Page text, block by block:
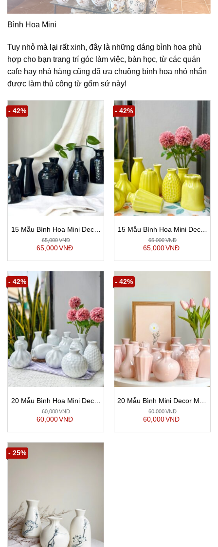
Bình Hoa Mini
Tuy nhỏ mà lại rất xinh, đây là những dáng bình hoa phù
hợp cho bạn trang trí góc làm việc, bàn học, từ các quán
cafe hay nhà hàng cũng đã ưa chuộng bình hoa nhỏ nhắn
được làm thủ công từ gốm sứ này!
- 42%
15 Mẫu Bình Hoa Mini Decor
Men Đen Gốm ANDO Bát
Tràng
65,000VNĐ
65,000VNĐ
- 42%
15 Mẫu Bình Hoa Mini Decor
Men Vàng Gốm ANDO Bát
Tràng
65,000VNĐ
65,000VNĐ
- 42%
20 Mẫu Bình Hoa Mini Decor
Men Trắng Gốm Bát Tràng
60,000VNĐ
60,000VNĐ
- 42%
20 Mẫu Bình Mini Decor Men
Hồng Gốm Bát Tràng
60,000VNĐ
60,000VNĐ
- 25%